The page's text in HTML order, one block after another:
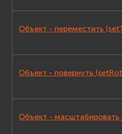
Объект - переместить
Объект - повернуть
Объект - масштабировать